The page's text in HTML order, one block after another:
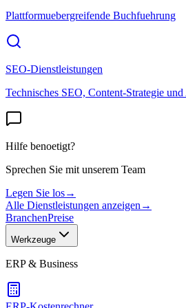
Plattformuebergreifende Buchfuehrung
SEO-Dienstleistungen
Technisches SEO, Content-Strategie
Hilfe benoetigt?
Sprechen Sie mit unserem Team
Legen Sie los→
Alle Dienstleistungen anzeigen →
BranchenPreise
Werkzeuge
ERP & Business